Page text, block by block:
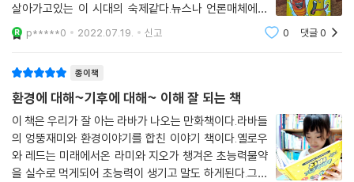
살아가고있는 이 시대의 숙제같다.뉴스나 언론매체에서
매일 빠지지않고 등장하는기후이야기!세계 곳곳에서 일
어나고있는 이상기후현상들.우리는 이제 기후변화를 피
p*****0 2022.07.19. 신고 0 댓글0
종이책
환경에 대해~기후에 대해~ 이해 잘 되는 책
이 책은 우리가 잘 아는 라바가 나오는 만화책이다.라바들
의 엉뚱재미와 환경이야기를 합친 이야기 책이다.옐로우
와 레드는 미래에서온 라미와 지오가 챙겨온 초능력물약
을 실수로 먹게되어 초능력이 생기고 말도 하게된다.그리